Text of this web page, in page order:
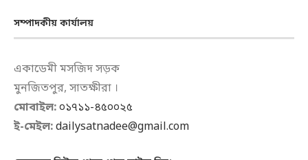
সম্পাদকীয় কার্যালয়
একাডেমী মসজিদ সড়ক
মুনজিতপুর, সাতক্ষীরা ।
মোবাইল:০১৭১১-৪৫০০২৫
ই-মেইল:dailysatnadee@gmail.com